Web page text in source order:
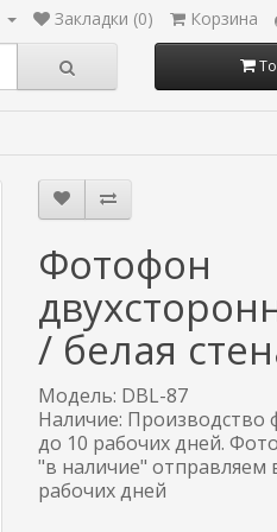
Закладки (0) Корзина
Фотофон
/ белая
Модель: DBL-87
Наличие: Производство
до 10 рабочих дней.
"в наличие" отправляем
рабочих дней